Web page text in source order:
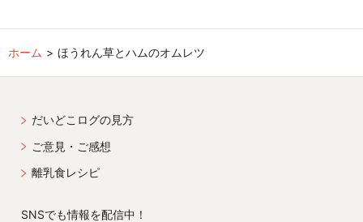
ホーム ほうれん草とハムのオムレツ
だいどこログの見方
ご意見・ご感想
離乳食レシピ
SNSでも情報を配信中！